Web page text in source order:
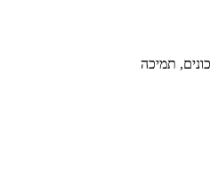
תמיכה